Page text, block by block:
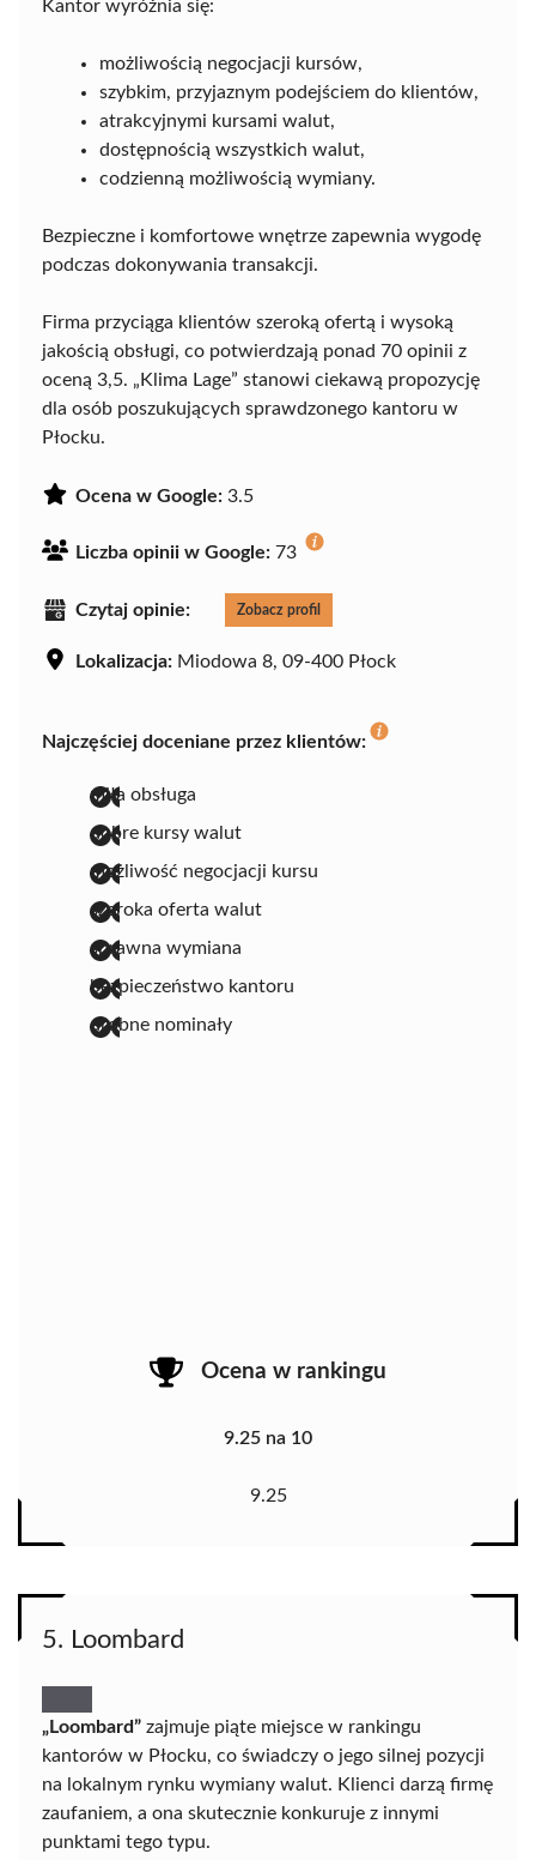
Kantor wyróżnia się:
możliwością negocjacji kursów,
szybkim, przyjaznym podejściem do klientów,
atrakcyjnymi kursami walut,
dostępnością wszystkich walut,
codzienną możliwością wymiany.
Bezpieczne i komfortowe wnętrze zapewnia wygodę
podczas dokonywania transakcji.
Firma przyciąga klientów szeroką ofertą i wysoką
jakością obsługi, co potwierdzają ponad 70 opinii z
oceną 3,5. „Klima Lage” stanowi ciekawą propozycję
dla osób poszukujących sprawdzonego kantoru w
Płocku.
Ocena w Google: 3.5
Liczba opinii w Google: 73
Czytaj opinie: Zobacz profil
Lokalizacja: Miodowa 8, 09-400 Płock
Najczęściej doceniane przez klientów:
miła obsługa
dobre kursy walut
możliwość negocjacji kursu
szeroka oferta walut
sprawna wymiana
bezpieczeństwo kantoru
drobne nominały
Ocena w rankingu
9.25 na 10
9.25
5. Loombard
„Loombard” zajmuje piąte miejsce w rankingu
kantorów w Płocku, co świadczy o jego silnej pozycji
na lokalnym rynku wymiany walut. Klienci darzą firmę
zaufaniem, a ona skutecznie konkuruje z innymi
punktami tego typu.